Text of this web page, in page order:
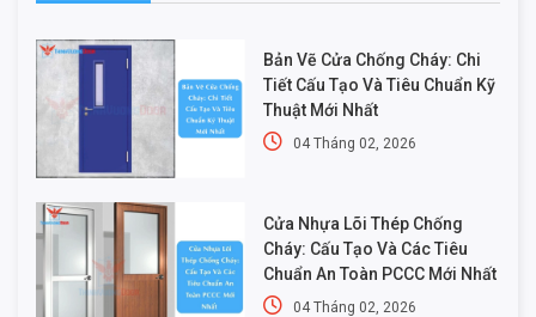
Bản Vẽ Cửa Chống Cháy: Chi
Tiết Cấu Tạo Và Tiêu Chuẩn Kỹ
Thuật Mới Nhất
04 Tháng 02, 2026
Cửa Nhựa Lõi Thép Chống
Cháy: Cấu Tạo Và Các Tiêu
Chuẩn An Toàn PCCC Mới Nhất
04 Tháng 02, 2026